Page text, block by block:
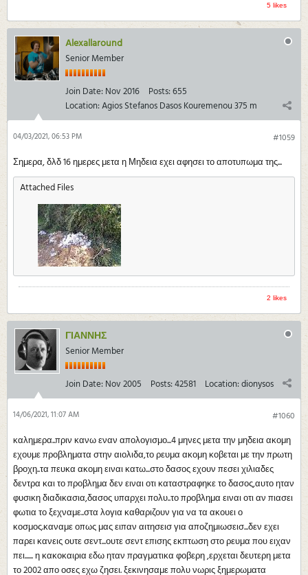
5 likes
Alexallaround
Senior Member
Join Date: Nov 2016 Posts:655
Location:Agios Stefanos Dasos Kouremenou 375 m
#1059
04/03/2021, 06:53 PM
Σημερα, δλδ 16 ημερες μετα η Μηδεια εχει αφησει το αποτυπωμα της...
Attached Files
2 likes
ΓΙΑΝΝΗΣ
Senior Member
Join Date: Nov 2005 Posts:42581 Location:dionysos
#1060
14/06/2021, 11:07 AM
καλημερα..πριν κανω εναν απολογισμο...4 μηνες μετα την μηδεια ακομη
εχουμε προβληματα στην αιολιδα,το ρευμα ακομη κοβεται με την πρωτη
βροχη..τα πευκα ακομη ειναι κατω...στο δασος εχουν πεσει χιλιαδες
δεντρα και το προβλημα δεν ειναι οτι καταστραφηκε το δασος,αυτο ηταν
φυσικη διαδικασια,δασος υπαρχει πολυ..το προβλημα ειναι οτι αν πιασει
φωτια το ξεχναμε..στα λογια καθαριζουν για να τα ακουει ο
κοσμος.καναμε οπως μας ειπαν αιτησεισ για αποζημιωσεισ...δεν εχει
παρει κανεις ουτε σεντ...ουτε σεντ επισης εκπτωση στο ρευμα που ειχαν
πει...... η κακοκαιρια εδω ηταν πραγματικα φοβερη ,ερχεται δευτερη μετα
το 2002 απο οσες εχω ζησει. ξεκινησαμε πολυ νωρις ξημερωματα